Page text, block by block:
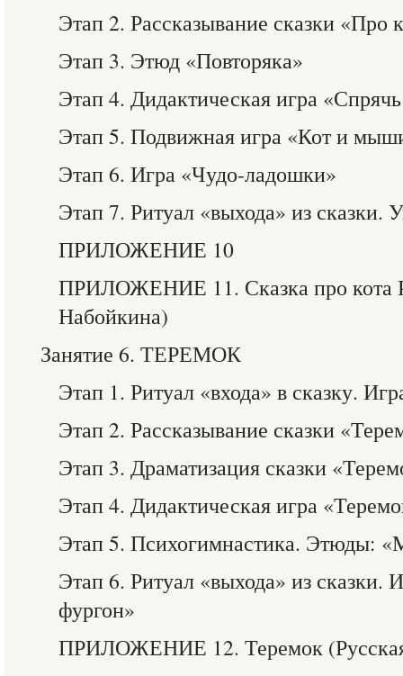
Этап 2. Рассказывание сказки «Про
Этап 3. Этюд «Повторяка»
Этап 4. Дидактическая игра
Этап 5. Подвижная игра «Кот и
Этап 6. Игра «Чудо-ладошки»
Этап 7. Ритуал «выхода» из сказки.
ПРИЛОЖЕНИЕ 10
ПРИЛОЖЕНИЕ 11. Сказка про кота
Набойкина)
Занятие 6. ТЕРЕМОК
Этап 1. Ритуал «входа» в сказку.
Этап 2. Рассказывание сказки
Этап 3. Драматизация сказки
Этап 4. Дидактическая игра
Этап 5. Психогимнастика. Этюды:
Этап 6. Ритуал «выхода» из
фургон»
ПРИЛОЖЕНИЕ 12. Теремок (Русская